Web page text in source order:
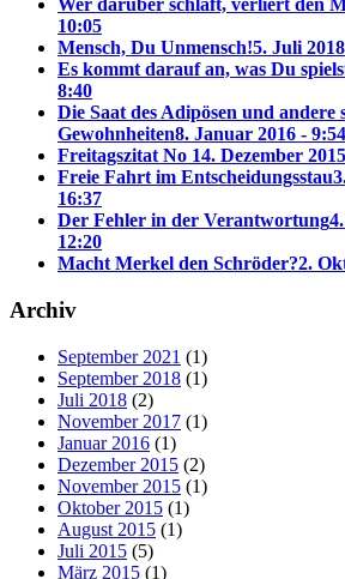
Wer darüber schläft, verliert den
10:05
Mensch, Du Unmensch!5. Juli
Es kommt darauf an, was Du
8:40
Die Saat des Adipösen und andere
Gewohnheiten8. Januar 2016 - 9:54
Freitagszitat No 14. Dezember
Freie Fahrt im Entscheidungsstau
16:37
Der Fehler in der Verantwortung
12:20
Macht Merkel den Schröder?2.
Archiv
September 2021 (1)
September 2018 (1)
Juli 2018 (2)
November 2017 (1)
Januar 2016 (1)
Dezember 2015 (2)
November 2015 (1)
Oktober 2015 (1)
August 2015 (1)
Juli 2015 (5)
März 2015 (1)